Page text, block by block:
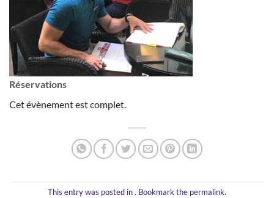
Réservations
Cet évènement est complet.
This entry was posted in . Bookmark the permalink.